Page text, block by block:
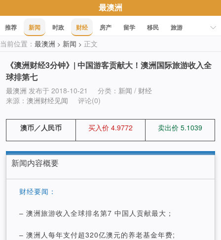
最澳洲
推荐 新闻 时政 财经 房产 留学 移民
旅游
科技
职场 美食 文化
当前位置： 最澳洲 > 新闻 > 正文
《澳洲财经3分钟》| 中国游客贡献大！澳洲国际旅游收入全
球排第七
最澳洲 发布于 2018-10-21 分类： 新闻 / 财经
来源： 澳洲财经见闻 评论(0)
澳币／人民币 买入价 4.9772 卖出价 5.1039
新闻内容概要
财经要闻：
– 澳洲旅游收入全球排名第7 中国人贡献最大；
– 澳洲人每年支付超320亿澳元的养老基金年费;